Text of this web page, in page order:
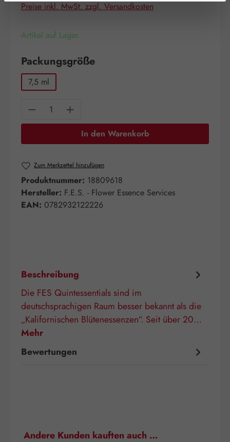
Preise inkl. MwSt. zzgl. Versandkosten
Artikel auf Lager.
Packungsgrößeauswählen
7,5 ml
Produkt Anzahl: Gib den gewünschten
In den Warenkorb
Zum Merkzettel hinzufügen
Produktnummer: 18809618
Hersteller: F.E.S. - Flower Essence Services
EAN: 0782932122226
Beschreibung
Die FES Quintessentials sind im
deutschsprachigen Raum besser bekannt als die
„Kalifornischen Blütenessenzen“. Seit über 20…
Mehr
Bewertungen
Produktgalerie überspringen
Andere Kunden kauften auch …